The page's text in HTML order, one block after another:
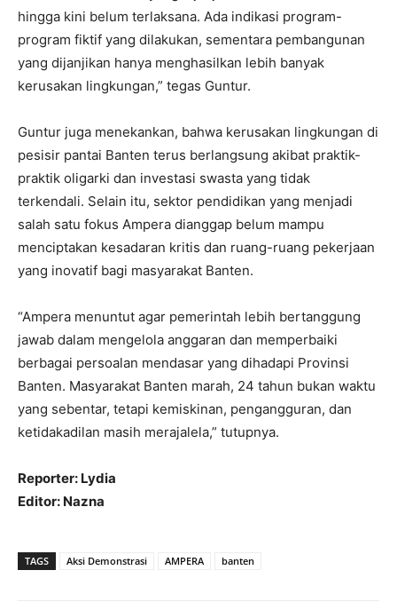
hingga kini belum terlaksana. Ada indikasi program-
program fiktif yang dilakukan, sementara pembangunan
yang dijanjikan hanya menghasilkan lebih banyak
kerusakan lingkungan,” tegas Guntur.
Guntur juga menekankan, bahwa kerusakan lingkungan di
pesisir pantai Banten terus berlangsung akibat praktik-
praktik oligarki dan investasi swasta yang tidak
terkendali. Selain itu, sektor pendidikan yang menjadi
salah satu fokus Ampera dianggap belum mampu
menciptakan kesadaran kritis dan ruang-ruang pekerjaan
yang inovatif bagi masyarakat Banten.
“Ampera menuntut agar pemerintah lebih bertanggung
jawab dalam mengelola anggaran dan memperbaiki
berbagai persoalan mendasar yang dihadapi Provinsi
Banten. Masyarakat Banten marah, 24 tahun bukan waktu
yang sebentar, tetapi kemiskinan, pengangguran, dan
ketidakadilan masih merajalela,” tutupnya.
Reporter: Lydia
Editor: Nazna
TAGS Aksi Demonstrasi AMPERA banten